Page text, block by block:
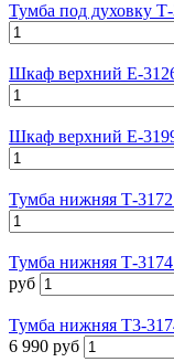
Тумба под духовку
Шкаф верхний Е-
Шкаф верхний Е-
Тумба нижняя Т-
Тумба нижняя Т-
руб
Тумба нижняя Т3-
6 990 руб